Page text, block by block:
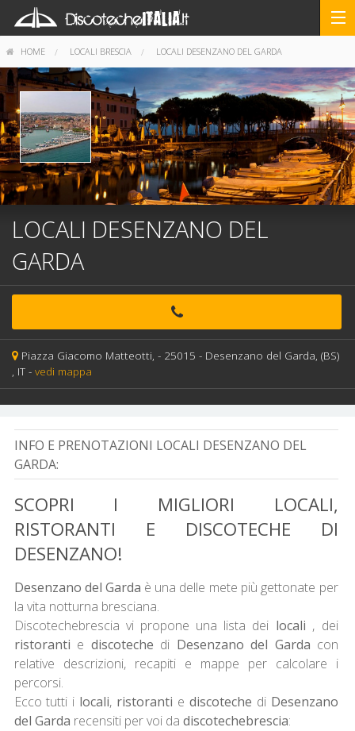
HOME LOCALI BRESCIA LOCALI DESENZANO DEL GARDA
LOCALI DESENZANO DEL
GARDA
Piazza Giacomo Matteotti, - 25015 - Desenzano del Garda, (BS)
, IT - vedi mappa
INFO E PRENOTAZIONI LOCALI DESENZANO DEL
GARDA:
SCOPRI I MIGLIORI LOCALI,
RISTORANTI E DISCOTECHE DI
DESENZANO!
Desenzano del Garda è una delle mete più gettonate per
la vita notturna bresciana.
Discotechebrescia vi propone una lista dei locali , dei
ristoranti e discoteche di Desenzano del Garda con
relative descrizioni, recapiti e mappe per calcolare i
percorsi.
Ecco tutti i locali, ristoranti e discoteche di Desenzano
del Garda recensiti per voi da discotechebrescia: